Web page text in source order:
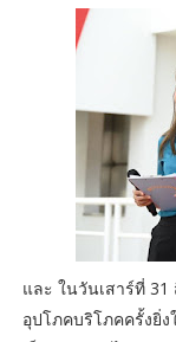
และ ในวันเสาร์ที่
อุปโภคบริโภคครั้งยิ่